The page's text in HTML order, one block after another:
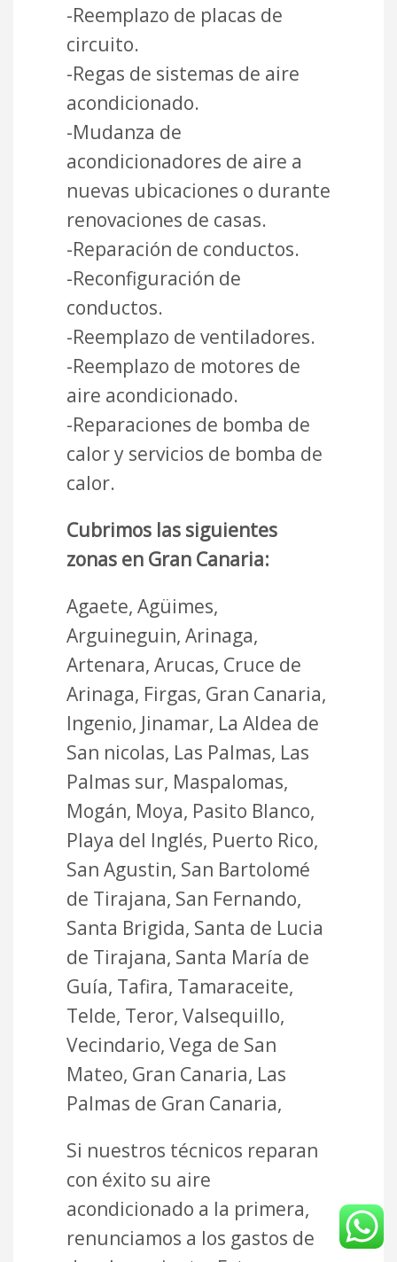
-Reemplazo de placas de
circuito.
-Regas de sistemas de aire
acondicionado.
-Mudanza de
acondicionadores de aire a
nuevas ubicaciones o durante
renovaciones de casas.
-Reparación de conductos.
-Reconfiguración de
conductos.
-Reemplazo de ventiladores.
-Reemplazo de motores de
aire acondicionado.
-Reparaciones de bomba de
calor y servicios de bomba de
calor.
Cubrimos las siguientes
zonas en Gran Canaria:
Agaete, Agüimes,
Arguineguin, Arinaga,
Artenara, Arucas, Cruce de
Arinaga, Firgas, Gran Canaria,
Ingenio, Jinamar, La Aldea de
San nicolas, Las Palmas, Las
Palmas sur, Maspalomas,
Mogán, Moya, Pasito Blanco,
Playa del Inglés, Puerto Rico,
San Agustin, San Bartolomé
de Tirajana, San Fernando,
Santa Brigida, Santa de Lucia
de Tirajana, Santa María de
Guía, Tafira, Tamaraceite,
Telde, Teror, Valsequillo,
Vecindario, Vega de San
Mateo, Gran Canaria, Las
Palmas de Gran Canaria,
Si nuestros técnicos reparan
con éxito su aire
acondicionado a la primera,
renunciamos a los gastos de